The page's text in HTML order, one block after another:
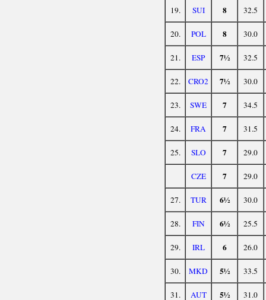
19. SUI 8 32.5
20. POL 8 30.0
21. ESP 7½ 32.5
22. CRO2 7½ 30.0
23. SWE 7 34.5
24. FRA 7 31.5
25. SLO 7 29.0
CZE 7 29.0
27. TUR 6½ 30.0
28. FIN 6½ 25.5
29. IRL 6 26.0
30. MKD 5½ 33.5
31. AUT 5½ 31.0